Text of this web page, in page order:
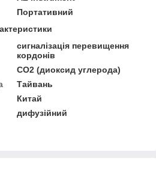
Портативний
сигналізація перевищення
кордонів
CO2 (диоксид углерода)
Тайвань
Китай
дифузійний